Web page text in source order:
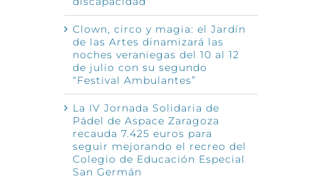
Clown, circo y magia: el Jardín
de las Artes dinamizará las
noches veraniegas del 10 al 12
de julio con su segundo
“Festival Ambulantes”
La IV Jornada Solidaria de
Pádel de Aspace Zaragoza
recauda 7.425 euros para
seguir mejorando el recreo del
Colegio de Educación Especial
San Germán